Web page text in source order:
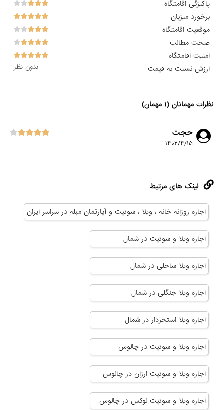
پاکیزگی اقامتگاه
برخورد میزبان
موقعیت اقامتگاه
صحت مطالب
امنیت اقامتگاه
ارزش نسبت به قیمت
بدون نظر
نظرات مهمانان (۱ مهمان)
حجت
۱۴۰۲/۴/۱۵
لینک های مرتبط
اجاره روزانه خانه ، ویلا ، سوئیت و آپارتمان مبله در سراسر ایران
اجاره ویلا و سوئیت در شمال
اجاره ویلا ساحلی در شمال
اجاره ویلا جنگلی در شمال
اجاره ویلا استخردار در شمال
اجاره ویلا و سوئیت در چالوس
اجاره ویلا و سوئیت ارزان در چالوس
اجاره ویلا و سوئیت لوکس در چالوس